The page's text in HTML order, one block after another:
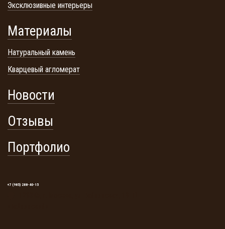
Эксклюзивные интерьеры
Материалы
Натуральный камень
Кварцевый агломерат
Новости
Отзывы
Портфолио
+7 (985) 288-40-15